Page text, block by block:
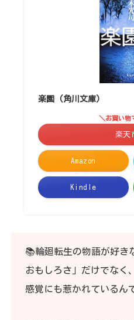
楽園 (角川文庫)
Amazon
＼お買い物
楽天
Kindle
📚輪廻転生の物語が好き
おもしろさ」だけでなく
感覚にも惹かれているん